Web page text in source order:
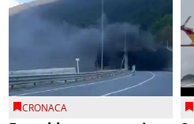
CRONACA